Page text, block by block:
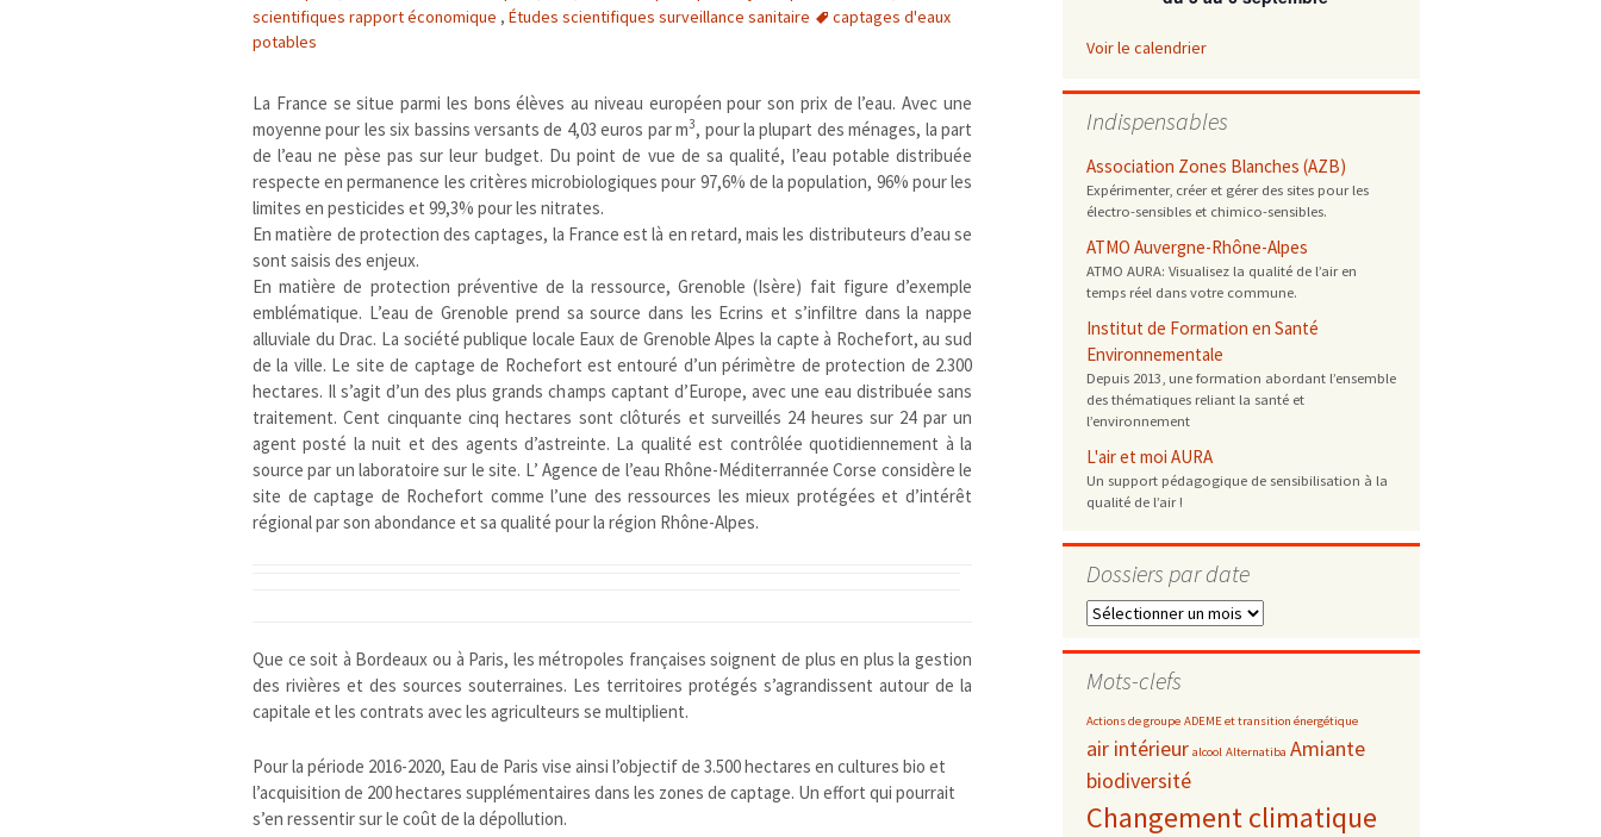
emballages
modes de conservation et de cuisson
positionnement citoyen / ONG
Biodiversité
Changements climatiques
Contamination infectieuse
Contaminations chimiques
cancérigène / mutagène / reprotoxique
métaux lourds et autres
Déchets
économie circulaire
Décisions politiques et juridiques
nationale
superficielles et souterraines
Énergies
fossiles
renouvelables / transition énergétique
Environnement numérique
Études scientifiques
épidémiologique
rapport économique
surveillance sanitaire
toxicologique
Jurisprudence
Logement
Modes de comportement
offre de soins
Petite enfance
femmes enceintes / enfants
Personnes agées
Rayonnements
ionisants
non ionisants, ondes
réglementaire
Santé publique
Sommeil
scientifiques rapport économique , Études scientifiques surveillance sanitaire
captages d'eaux
potables
La France se situe parmi les bons élèves au niveau européen pour son prix de l’eau. Avec une
moyenne pour les six bassins versants de 4,03 euros par m3, pour la plupart des ménages, la part
de l’eau ne pèse pas sur leur budget. Du point de vue de sa qualité, l’eau potable distribuée
respecte en permanence les critères microbiologiques pour 97,6% de la population, 96% pour les
limites en pesticides et 99,3% pour les nitrates.
En matière de protection des captages, la France est là en retard, mais les distributeurs d’eau se
sont saisis des enjeux.
En matière de protection préventive de la ressource, Grenoble (Isère) fait figure d’exemple
emblématique. L’eau de Grenoble prend sa source dans les Ecrins et s’infiltre dans la nappe
alluviale du Drac. La société publique locale Eaux de Grenoble Alpes la capte à Rochefort, au sud
de la ville. Le site de captage de Rochefort est entouré d’un périmètre de protection de 2.300
hectares. Il s’agit d’un des plus grands champs captant d’Europe, avec une eau distribuée sans
traitement. Cent cinquante cinq hectares sont clôturés et surveillés 24 heures sur 24 par un
agent posté la nuit et des agents d’astreinte. La qualité est contrôlée quotidiennement à la
source par un laboratoire sur le site. L’ Agence de l’eau Rhône-Méditerrannée Corse considère le
site de captage de Rochefort comme l’une des ressources les mieux protégées et d’intérêt
régional par son abondance et sa qualité pour la région Rhône-Alpes.
Que ce soit à Bordeaux ou à Paris, les métropoles françaises soignent de plus en plus la gestion
des rivières et des sources souterraines. Les territoires protégés s’agrandissent autour de la
capitale et les contrats avec les agriculteurs se multiplient.
Pour la période 2016-2020, Eau de Paris vise ainsi l’objectif de 3.500 hectares en cultures bio et
l’acquisition de 200 hectares supplémentaires dans les zones de captage. Un effort qui pourrait
s’en ressentir sur le coût de la dépollution.
Voir le calendrier
Indispensables
Association Zones Blanches (AZB)
Expérimenter, créer et gérer des sites pour les
électro-sensibles et chimico-sensibles.
ATMO Auvergne-Rhône-Alpes
ATMO AURA: Visualisez la qualité de l’air en
temps réel dans votre commune.
Institut de Formation en Santé
Environnementale
Depuis 2013, une formation abordant l’ensemble
des thématiques reliant la santé et
l’environnement
L'air et moi AURA
Un support pédagogique de sensibilisation à la
qualité de l’air !
Dossiers par date
Dossiers
date
Mots-clefs
Actions de groupe ADEME et transition énergétique
air intérieur alcool Alternatiba Amiante
biodiversité
Changement climatique